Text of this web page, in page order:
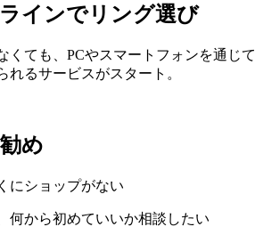
インでリング選び
くても、PCやスマートフォンを通じて
れるサービスがスタート。
め
にショップがない
何から初めていいか相談したい